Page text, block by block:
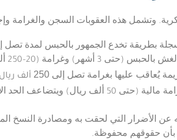
وتشمل هذه العقوبات السجن والغرامة
بطريقة تخدع الجمهور بالحبس لمدة تصل
(20–250 ألف ريال).
يُعاقب عليها بغرامة تصل إلى 250 ألف ريال
: يعاقب من ينتهك أحكام النظام بغرامة
عن الأضرار التي لحقت به ومصادرة
بأن حقوقهم محفوظة.